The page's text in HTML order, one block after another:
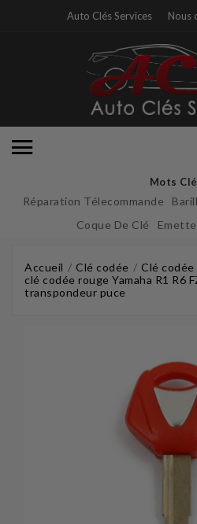
Auto Clés Services Nous
Mots
Réparation Télecommande
Coque De Clé
Accueil Clé codée
Clé
clé codée rouge Yamaha R1 R6
transpondeur puce